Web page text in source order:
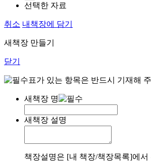
선택한 자료
취소 내책장에 담기
새책장 만들기
닫기
표가 있는 항목은 반드시 기재해
새책장 명
새책장 설명
책장설명은 [내 책장/책장목록]에서